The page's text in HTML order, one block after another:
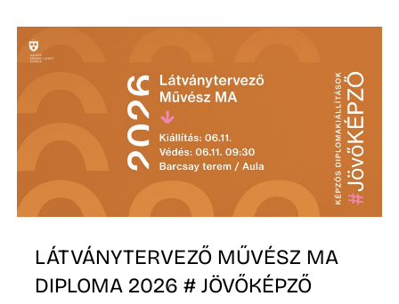
LÁTVÁNYTERVEZŐ MŰVÉSZ MA
DIPLOMA 2026 # JÖVŐKÉPZŐ